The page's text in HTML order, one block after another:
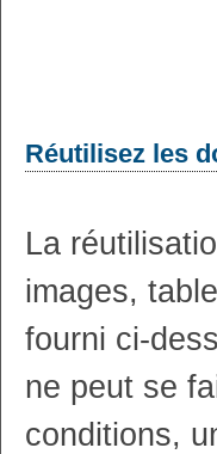
Réutilisez les
La
images,
fourni ci-
ne peut se
conditions,